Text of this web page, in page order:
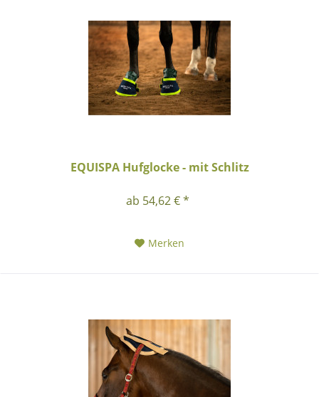
EQUISPA Hufglocke - mit Schlitz
ab 54,62 € *
Merken